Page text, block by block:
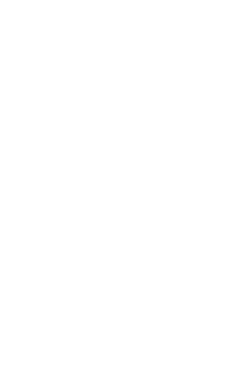
UNSERE